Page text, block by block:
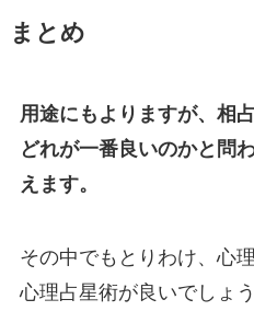
まとめ
用途にもよりますが、相
どれが一番良いのかと問
えます。
その中でもとりわけ、心
心理占星術が良いでしょう